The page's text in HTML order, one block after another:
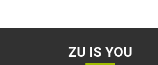
ZU IS YOU